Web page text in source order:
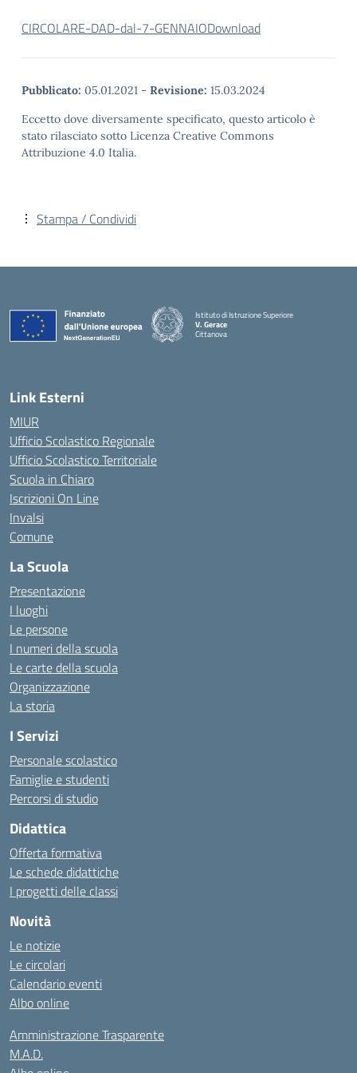
CIRCOLARE-DAD-dal-7-GENNAIODownload
Pubblicato: 05.01.2021 - Revisione: 15.03.2024
Eccetto dove diversamente specificato, questo articolo è
stato rilasciato sotto Licenza Creative Commons
Attribuzione 4.0 Italia.
Stampa / Condividi
Istituto di Istruzione Superiore
V. Gerace
Cittanova
Link Esterni
MIUR
Ufficio Scolastico Regionale
Ufficio Scolastico Territoriale
Scuola in Chiaro
Iscrizioni On Line
Invalsi
Comune
La Scuola
Presentazione
I luoghi
Le persone
I numeri della scuola
Le carte della scuola
Organizzazione
La storia
I Servizi
Personale scolastico
Famiglie e studenti
Percorsi di studio
Didattica
Offerta formativa
Le schede didattiche
I progetti delle classi
Novità
Le notizie
Le circolari
Calendario eventi
Albo online
Amministrazione Trasparente
M.A.D.